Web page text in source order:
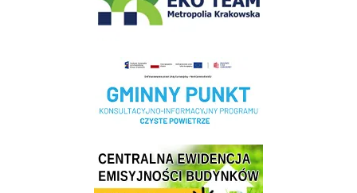
Realizacja Programu Czyste Powietrze w Gminie Wieliczka
Centrala Ewidencja Emisyjności Budynków - złóż deklarację